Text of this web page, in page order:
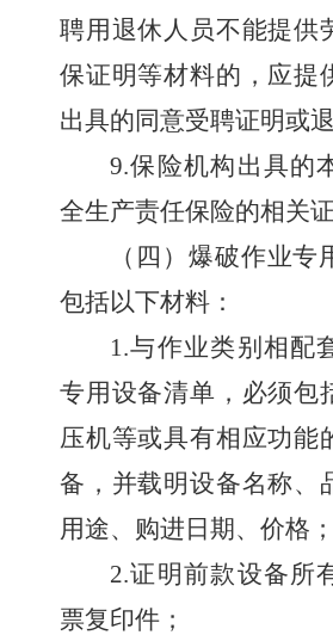
聘用退休人员不能提供
保证明等材料的，应提
出具的同意受聘证明或
9.保险机构出具的
全生产责任保险的相关证
（四）爆破作业专
包括以下材料：
1.与作业类别相配
专用设备清单，必须包
压机等或具有相应功能
备，并载明设备名称、
用途、购进日期、价格；
2.证明前款设备所
票复印件；